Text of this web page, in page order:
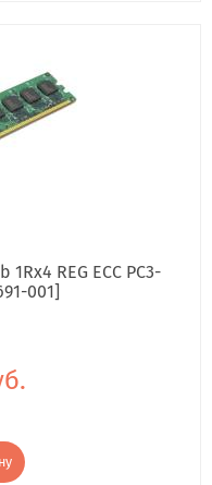
REG ECC PC3-
001]